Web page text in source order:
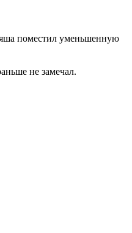
поместил уменьшенную
не замечал.